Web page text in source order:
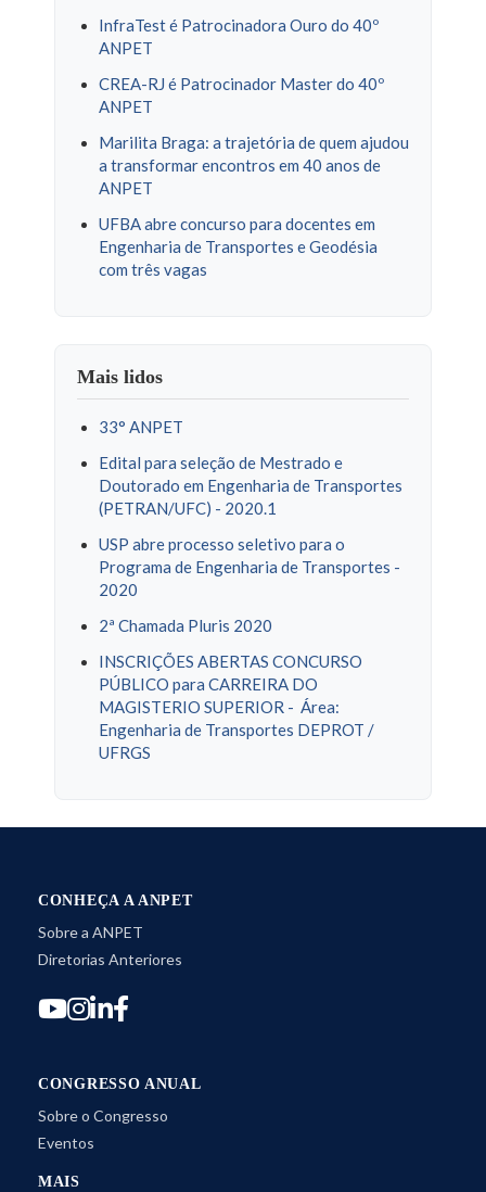
InfraTest é Patrocinadora Ouro do 40º
ANPET
CREA-RJ é Patrocinador Master do 40º
ANPET
Marilita Braga: a trajetória de quem ajudou
a transformar encontros em 40 anos de
ANPET
UFBA abre concurso para docentes em
Engenharia de Transportes e Geodésia
com três vagas
Mais lidos
33° ANPET
Edital para seleção de Mestrado e
Doutorado em Engenharia de Transportes
(PETRAN/UFC) - 2020.1
USP abre processo seletivo para o
Programa de Engenharia de Transportes -
2020
2ª Chamada Pluris 2020
INSCRIÇÕES ABERTAS CONCURSO
PÚBLICO para CARREIRA DO
MAGISTERIO SUPERIOR - Área:
Engenharia de Transportes DEPROT /
UFRGS
CONHEÇA A ANPET
Sobre a ANPET
Diretorias Anteriores
CONGRESSO ANUAL
Sobre o Congresso
Eventos
MAIS